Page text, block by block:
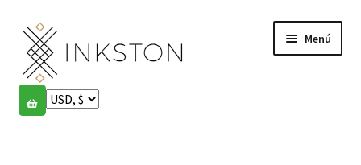
Ir
la
navegación
Ir
al
contenido
Menú
Tienda